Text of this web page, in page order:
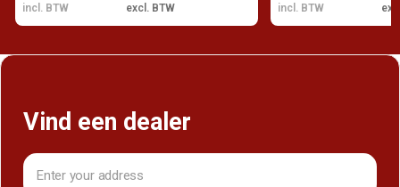
excl. BTW
incl. BTW incl. BTW
Vind een dealer